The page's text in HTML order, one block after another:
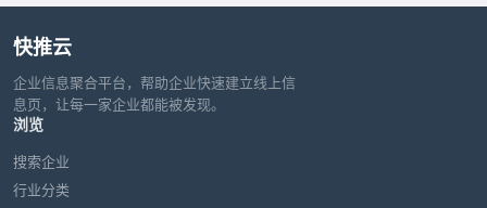
快推云
企业信息聚合平台，帮助企业快速建立线上信
息页，让每一家企业都能被发现。
浏览
搜索企业
行业分类